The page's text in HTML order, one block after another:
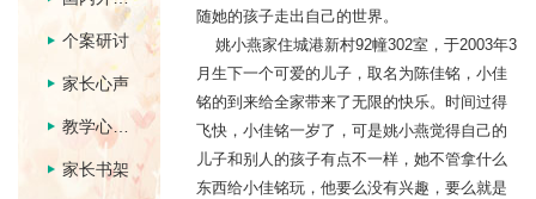
个案研讨
家长心声
教学心得体会
家长书架
随她的孩子走出自己的世界。
姚小燕家住城港新村92幢302室，于2003年3
月生下一个可爱的儿子，取名为陈佳铭，小佳
铭的到来给全家带来了无限的快乐。时间过得
飞快，小佳铭一岁了，可是姚小燕觉得自己的
儿子和别人的孩子有点不一样，她不管拿什么
东西给小佳铭玩，他要么没有兴趣，要么就是